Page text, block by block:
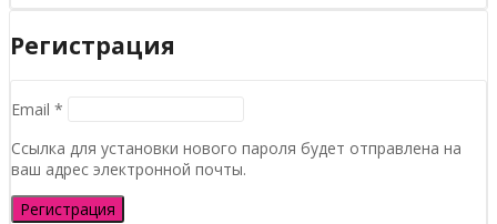
Регистрация
Email *
Ссылка для установки нового пароля будет отправлена ​​на
ваш адрес электронной почты.
Регистрация